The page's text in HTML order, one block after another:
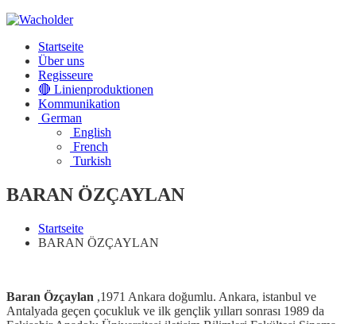
Startseite
Über uns
Regisseure
🔴 Linienproduktionen
Kommunikation
German
English
French
Turkish
BARAN ÖZÇAYLAN
Startseite
BARAN ÖZÇAYLAN
Baran Özçaylan ,1971 Ankara doğumlu. Ankara, istanbul ve
Antalyada geçen çocukluk ve ilk gençlik yılları sonrası 1989 da